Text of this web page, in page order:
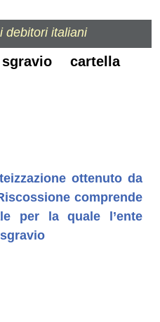
debitori italiani
cartella
ottenuto da
comprende
per la quale l’ente